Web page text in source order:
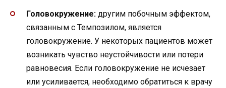
Головокружение: другим побочным эффектом,
связанным с Темпозилом, является
головокружение. У некоторых пациентов может
возникать чувство неустойчивости или потери
равновесия. Если головокружение не исчезает
или усиливается, необходимо обратиться к врачу